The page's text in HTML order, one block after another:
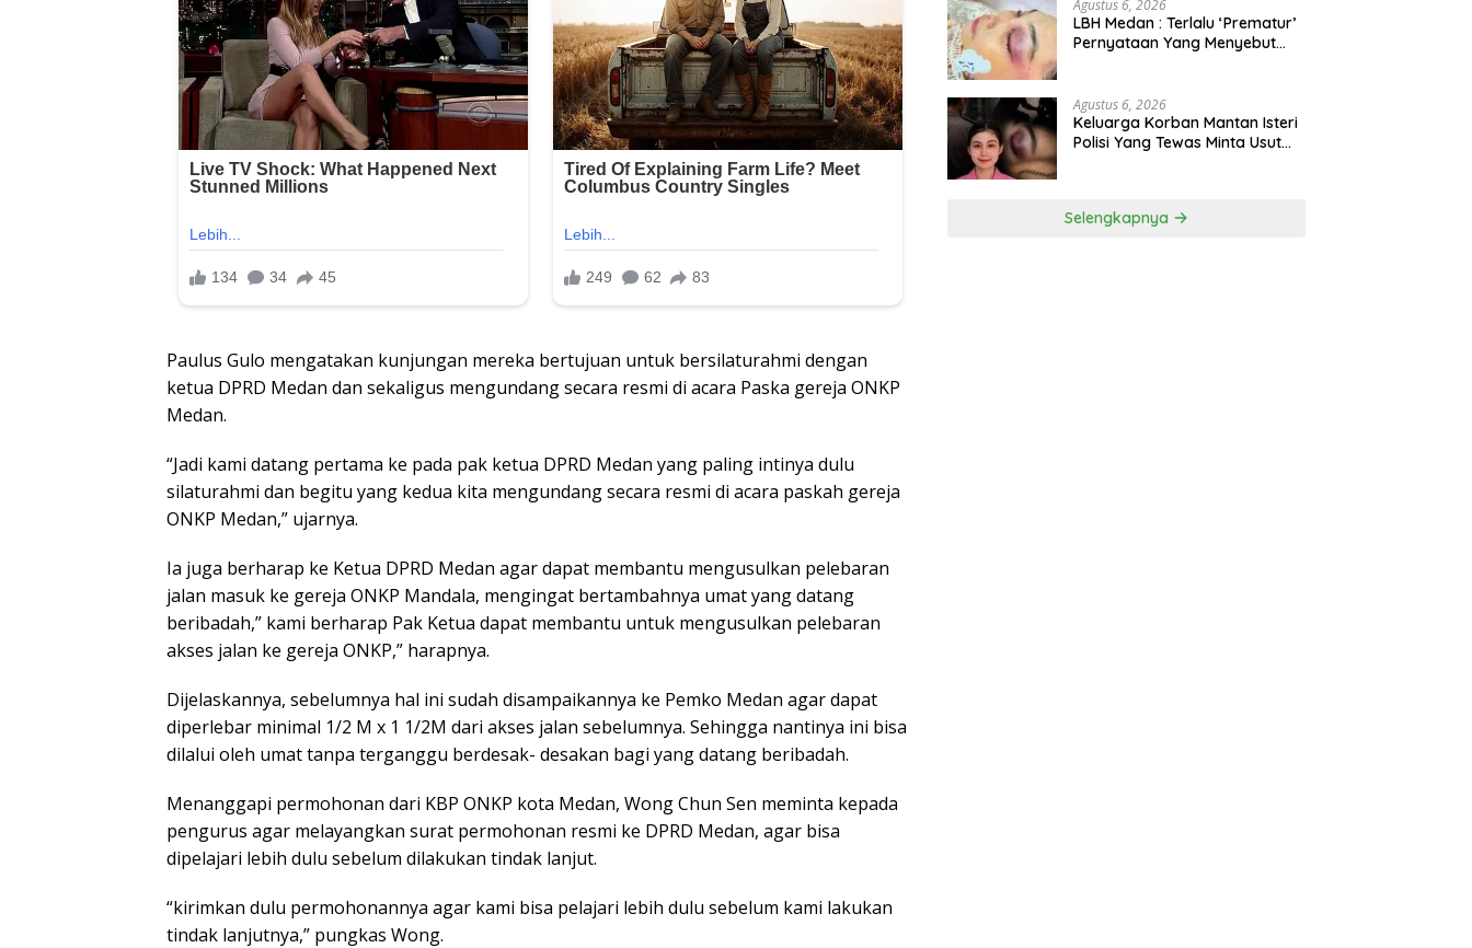
Paulus Gulo mengatakan kunjungan mereka bertujuan untuk bersilaturahmi dengan
ketua DPRD Medan dan sekaligus mengundang secara resmi di acara Paska gereja ONKP
Medan.
“Jadi kami datang pertama ke pada pak ketua DPRD Medan yang paling intinya dulu
silaturahmi dan begitu yang kedua kita mengundang secara resmi di acara paskah gereja
ONKP Medan,” ujarnya.
Ia juga berharap ke Ketua DPRD Medan agar dapat membantu mengusulkan pelebaran
jalan masuk ke gereja ONKP Mandala, mengingat bertambahnya umat yang datang
beribadah,” kami berharap Pak Ketua dapat membantu untuk mengusulkan pelebaran
akses jalan ke gereja ONKP,” harapnya.
Dijelaskannya, sebelumnya hal ini sudah disampaikannya ke Pemko Medan agar dapat
diperlebar minimal 1/2 M x 1 1/2M dari akses jalan sebelumnya. Sehingga nantinya ini bisa
dilalui oleh umat tanpa terganggu berdesak- desakan bagi yang datang beribadah.
Menanggapi permohonan dari KBP ONKP kota Medan, Wong Chun Sen meminta kepada
pengurus agar melayangkan surat permohonan resmi ke DPRD Medan, agar bisa
dipelajari lebih dulu sebelum dilakukan tindak lanjut.
“kirimkan dulu permohonannya agar kami bisa pelajari lebih dulu sebelum kami lakukan
tindak lanjutnya,” pungkas Wong.
Agustus 6, 2026
LBH Medan : Terlalu ‘Prematur’
Pernyataan Yang Menyebut
Agustus 6, 2026
Keluarga Korban Mantan Isteri
Polisi Yang Tewas Minta Usut
Selengkapnya